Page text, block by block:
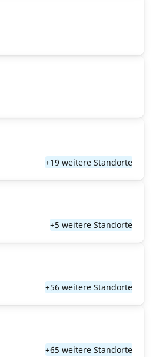
+19 weitere Standorte
+5 weitere Standorte
+56 weitere Standorte
+65 weitere Standorte